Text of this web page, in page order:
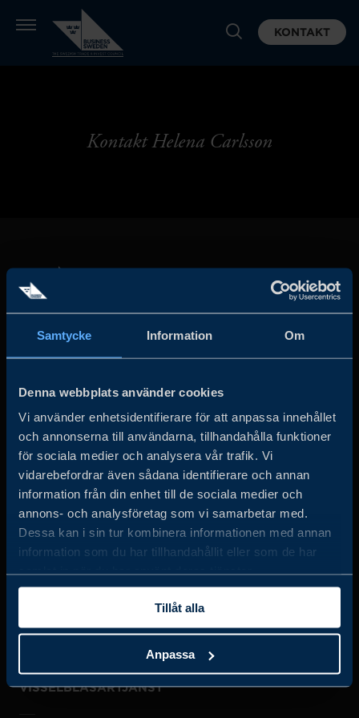
Samtycke Information Om
Denna webbplats använder cookies
Vi använder enhetsidentifierare för att anpassa innehållet
och annonserna till användarna, tillhandahålla funktioner
för sociala medier och analysera vår trafik. Vi
vidarebefordrar även sådana identifierare och annan
information från din enhet till de sociala medier och
annons- och analysföretag som vi samarbetar med.
Dessa kan i sin tur kombinera informationen med annan
information som du har tillhandahållit eller som de har
samlat in när du har använt deras tjänster.
Tillåt alla
Anpassa
KONTAKT
Kontakt Helena Carlsson
det privata näringslivet för att hjälpa svenska företag att
öka sin globala försäljning och internationella företag att
investera och expandera i Sverige.
JOBBA HOS OSS
OM OSS
VISSELBLÅSARTJÄNST